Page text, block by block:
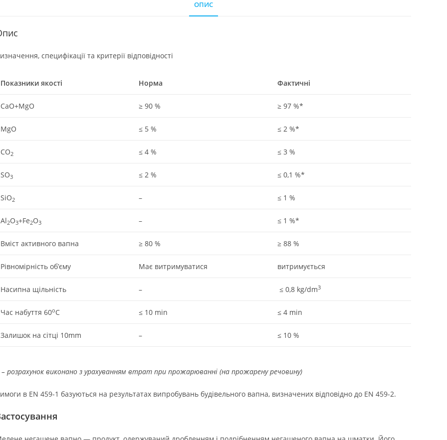
ОПИС
специфікації та критерії відповідності
Показники якості Норма Фактичні
CaO+MgO ≥ 90 % ≥ 97 %*
MgO ≤ 5 % ≤ 2 %*
CO2 ≤ 4 % ≤ 3 %
SO3 ≤ 2 % ≤ 0,1 %*
SiO2 – ≤ 1 %
Al2O3+Fe2O3 – ≤ 1 %*
Вміст активного вапна ≥ 80 % ≥ 88 %
Рівномірність об’єму Має витримуватися витримується
Насипна щільність – ≤ 0,8 kg/dm3
Час набуття 60оС ≤ 10 min ≤ 4 min
Залишок на сітці 10mm – ≤ 10 %
розрахунок виконано з урахуванням втрат при прожарюванні (на прожарену речовину)
в EN 459-1 базуються на результатах випробувань будівельного вапна, визначених відповідно до EN 459-2.